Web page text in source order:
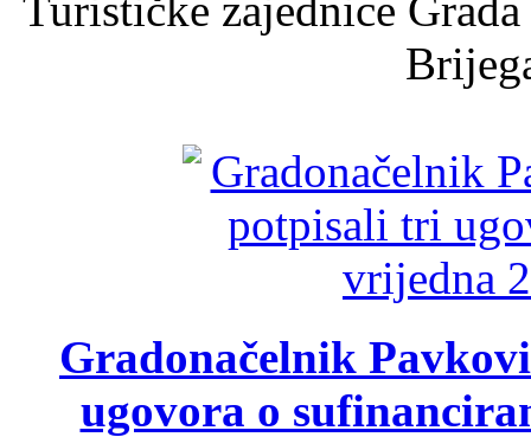
Turističke zajednice
Gradonačelnik
ugovora o